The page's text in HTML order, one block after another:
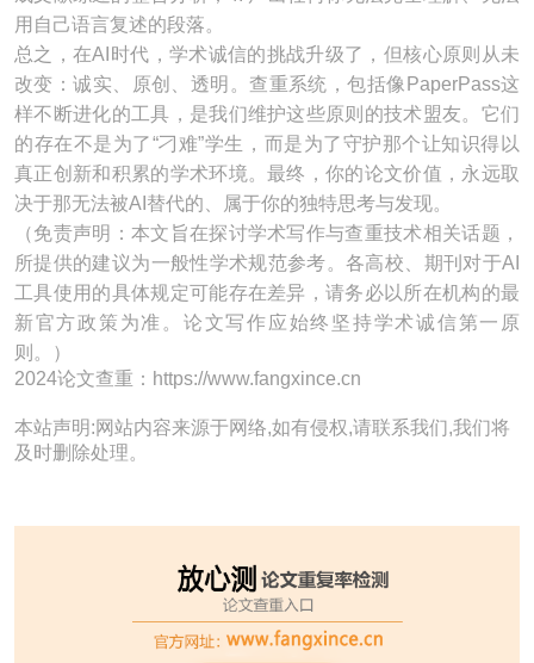
用自己语言复述的段落。
总之，在AI时代，学术诚信的挑战升级了，但核心原则从未
改变：诚实、原创、透明。查重系统，包括像PaperPass这
样不断进化的工具，是我们维护这些原则的技术盟友。它们
的存在不是为了“刁难”学生，而是为了守护那个让知识得以
真正创新和积累的学术环境。最终，你的论文价值，永远取
决于那无法被AI替代的、属于你的独特思考与发现。
（免责声明：本文旨在探讨学术写作与查重技术相关话题，
所提供的建议为一般性学术规范参考。各高校、期刊对于AI
工具使用的具体规定可能存在差异，请务必以所在机构的最
新官方政策为准。论文写作应始终坚持学术诚信第一原
则。）
2024论文查重：https://www.fangxince.cn
本站声明:网站内容来源于网络,如有侵权,请联系我们,我们将
及时删除处理。